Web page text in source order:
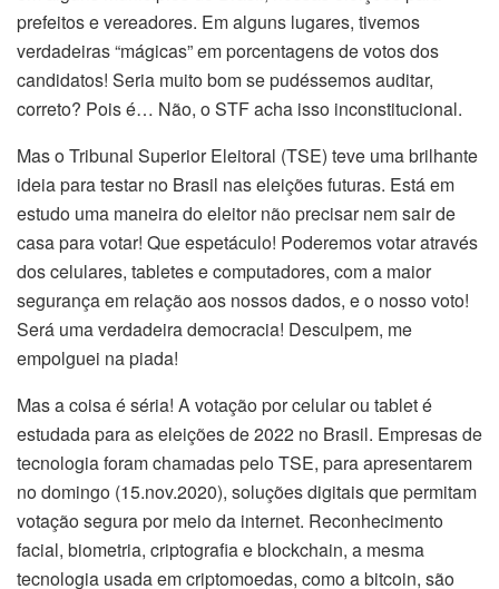
prefeitos e vereadores. Em alguns lugares, tivemos
verdadeiras “mágicas” em porcentagens de votos dos
candidatos! Seria muito bom se pudéssemos auditar,
correto? Pois é… Não, o STF acha isso inconstitucional.
Mas o Tribunal Superior Eleitoral (TSE) teve uma brilhante
ideia para testar no Brasil nas eleições futuras. Está em
estudo uma maneira do eleitor não precisar nem sair de
casa para votar! Que espetáculo! Poderemos votar através
dos celulares, tabletes e computadores, com a maior
segurança em relação aos nossos dados, e o nosso voto!
Será uma verdadeira democracia! Desculpem, me
empolguei na piada!
Mas a coisa é séria! A votação por celular ou tablet é
estudada para as eleições de 2022 no Brasil. Empresas de
tecnologia foram chamadas pelo TSE, para apresentarem
no domingo (15.nov.2020), soluções digitais que permitam
votação segura por meio da internet. Reconhecimento
facial, biometria, criptografia e blockchain, a mesma
tecnologia usada em criptomoedas, como a bitcoin, são